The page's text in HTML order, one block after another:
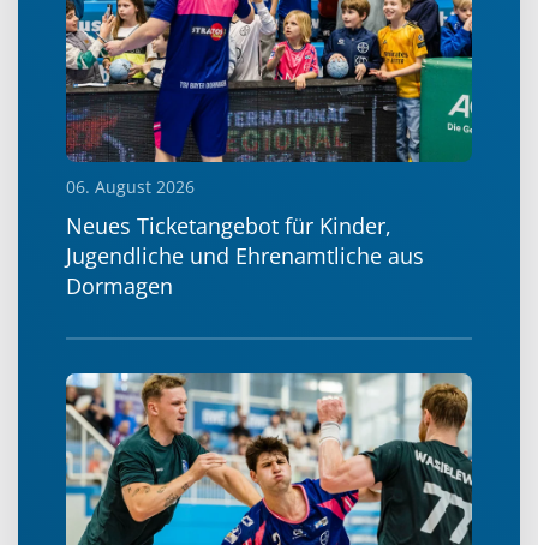
06. August 2026
Neues Ticketangebot für Kinder,
Jugendliche und Ehrenamtliche aus
Dormagen